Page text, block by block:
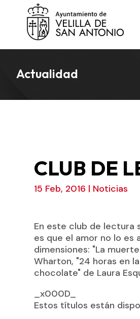
Actualidad
CLUB DE
15 Feb, 2016 | Noticias
En este club de lectura
es que el amor no lo es
dimensiones: "La
Wharton, "24 horas en
chocolate" de Laura
_x000D_
Estos títulos están